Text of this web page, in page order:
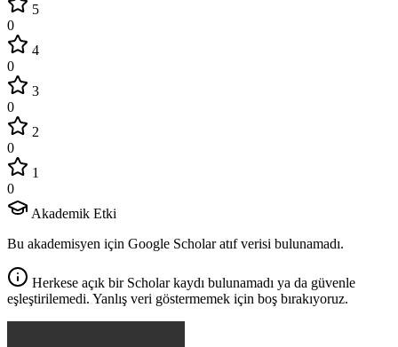
5
0
4
0
3
0
2
0
1
0
Akademik Etki
Bu akademisyen için Google Scholar atıf verisi bulunamadı.
Herkese açık bir Scholar kaydı bulunamadı ya da güvenle
eşleştirilemedi. Yanlış veri göstermemek için boş bırakıyoruz.